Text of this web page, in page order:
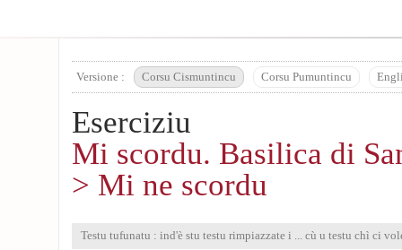
Versione : Corsu Cismuntincu Corsu Pumuntincu
Eserciziu
Mi scordu. Basilica di
> Mi ne scordu
Testu tufunatu : ind'è stu testu rimpiazzate i ... cù u testu chì ci